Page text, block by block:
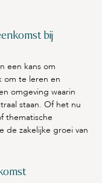
bij
een kans om
om te leren en
omgeving waarin
staan. Of het nu
thematische
de zakelijke groei van